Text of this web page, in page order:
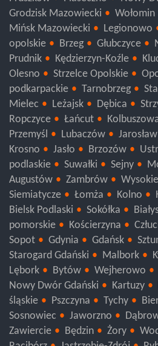
Pruszków
Piaseczno
Nowy
Grodzisk Mazowiecki
Wołomin
Mińsk Mazowiecki
Legionowo
opolskie
Brzeg Głubczyce
Prudnik
Kędzierzyn-Koźle
Olesno
Strzelce Opolskie
podkarpackie
Tarnobrzeg
Mielec
Leżajsk Dębica
Ropczyce
Łańcut Kolbuszowa
Przemyśl
Lubaczów Jarosław
Krosno
Jasło Brzozów
podlaskie
Suwałki Sejny
Augustów
Zambrów
Siemiatycze
Łomża Kolno
Bielsk Podlaski
Sokółka
pomorskie
Kościerzyna
Sopot
Gdynia Gdańsk Sztum
Starogard Gdański
Malbork
Lębork
Bytów Wejherowo
Nowy Dwór Gdański
Kartuzy
śląskie
Pszczyna Tychy
Sosnowiec
Jaworzno
Zawiercie
Będzin Żory